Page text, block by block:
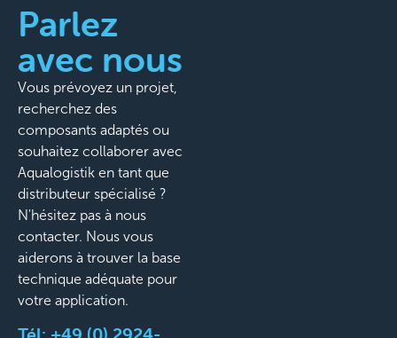
Parlez
avec nous
Vous prévoyez un projet,
recherchez des
composants adaptés ou
souhaitez collaborer avec
Aqualogistik en tant que
distributeur spécialisé ?
N'hésitez pas à nous
contacter. Nous vous
aiderons à trouver la base
technique adéquate pour
votre application.